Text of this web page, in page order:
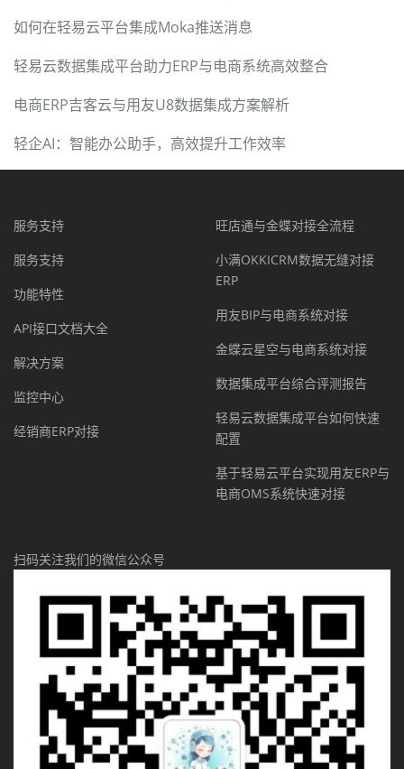
如何在轻易云平台集成Moka推送消息
轻易云数据集成平台助力ERP与电商系统高效整合
电商ERP吉客云与用友U8数据集成方案解析
轻企AI：智能办公助手，高效提升工作效率
服务支持
服务支持
功能特性
API接口文档大全
解决方案
监控中心
经销商ERP对接
旺店通与金蝶对接全流程
小满OKKICRM数据无缝对接
ERP
用友BIP与电商系统对接
金蝶云星空与电商系统对接
数据集成平台综合评测报告
轻易云数据集成平台如何快速
配置
基于轻易云平台实现用友ERP与
电商OMS系统快速对接
扫码关注我们的微信公众号